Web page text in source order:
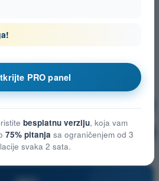
Vežbanje!
Objašnjenje pitanja
PRO panel
besplatnu verziju, koja vam
75% pitanja sa ograničenjem od 3
svaka 2 sata.